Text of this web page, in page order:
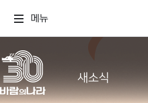
메뉴
새소식